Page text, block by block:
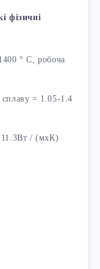
фізичні
° C, робоча
сплаву = 1.05-1.4
11.3Вт / (мxК)